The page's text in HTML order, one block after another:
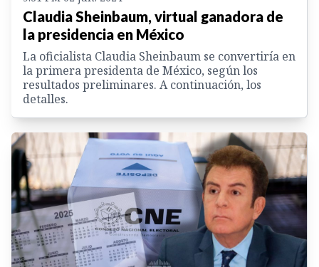
Claudia Sheinbaum, virtual ganadora de
la presidencia en México
La oficialista Claudia Sheinbaum se convertiría en
la primera presidenta de México, según los
resultados preliminares. A continuación, los
detalles.